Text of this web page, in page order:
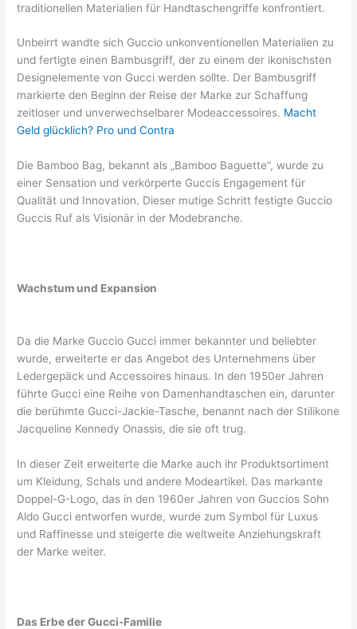
traditionellen Materialien für Handtaschengriffe konfrontiert.
Unbeirrt wandte sich Guccio unkonventionellen Materialien zu
und fertigte einen Bambusgriff, der zu einem der ikonischsten
Designelemente von Gucci werden sollte. Der Bambusgriff
markierte den Beginn der Reise der Marke zur Schaffung
zeitloser und unverwechselbarer Modeaccessoires. Macht
Geld glücklich? Pro und Contra
Die Bamboo Bag, bekannt als „Bamboo Baguette“, wurde zu
einer Sensation und verkörperte Guccis Engagement für
Qualität und Innovation. Dieser mutige Schritt festigte Guccio
Guccis Ruf als Visionär in der Modebranche.
Wachstum und Expansion
Da die Marke Guccio Gucci immer bekannter und beliebter
wurde, erweiterte er das Angebot des Unternehmens über
Ledergepäck und Accessoires hinaus. In den 1950er Jahren
führte Gucci eine Reihe von Damenhandtaschen ein, darunter
die berühmte Gucci-Jackie-Tasche, benannt nach der Stilikone
Jacqueline Kennedy Onassis, die sie oft trug.
In dieser Zeit erweiterte die Marke auch ihr Produktsortiment
um Kleidung, Schals und andere Modeartikel. Das markante
Doppel-G-Logo, das in den 1960er Jahren von Guccios Sohn
Aldo Gucci entworfen wurde, wurde zum Symbol für Luxus
und Raffinesse und steigerte die weltweite Anziehungskraft
der Marke weiter.
Das Erbe der Gucci-Familie